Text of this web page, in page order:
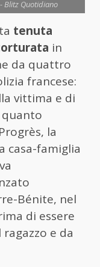
Blitz Quotidiano
tenuta
in
da quattro
francese:
vittima e di
quanto
la
casa-famiglia
Bénite, nel
di essere
e da